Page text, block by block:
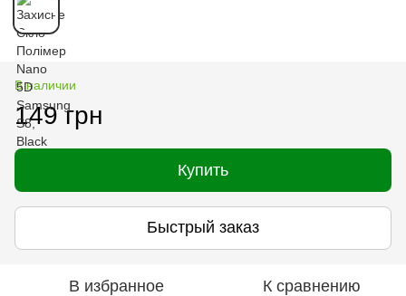
В наличии
149 грн
Купить
Быстрый заказ
В избранное К сравнению